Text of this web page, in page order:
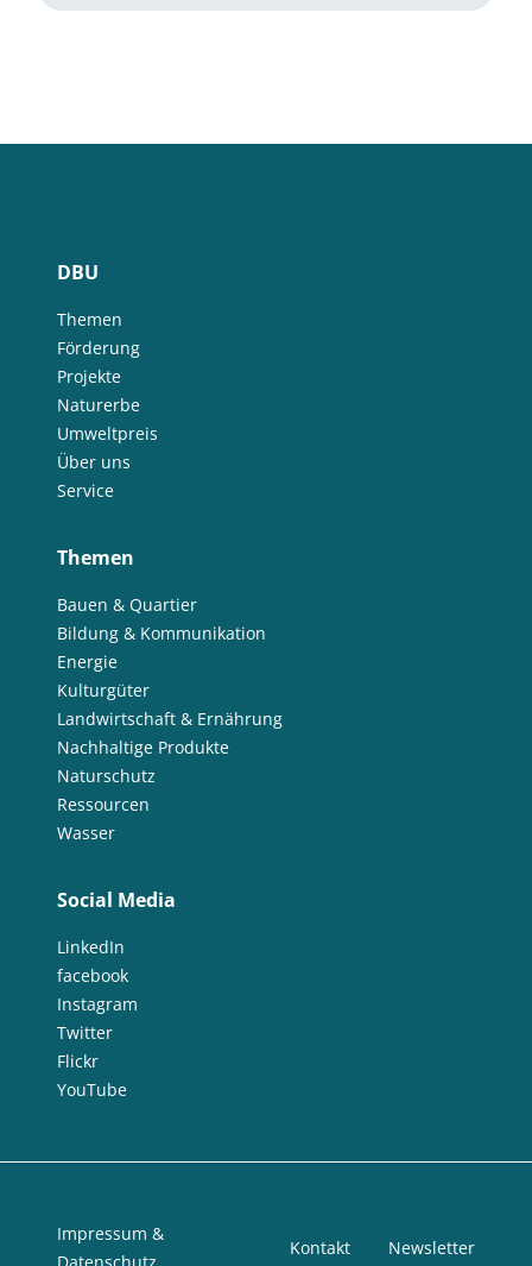
DBU
Themen
Förderung
Projekte
Naturerbe
Umweltpreis
Über uns
Service
Themen
Bauen & Quartier
Bildung & Kommunikation
Energie
Kulturgüter
Landwirtschaft & Ernährung
Nachhaltige Produkte
Naturschutz
Ressourcen
Wasser
Social Media
LinkedIn
facebook
Instagram
Twitter
Flickr
YouTube
Impressum &
Kontakt Newsletter